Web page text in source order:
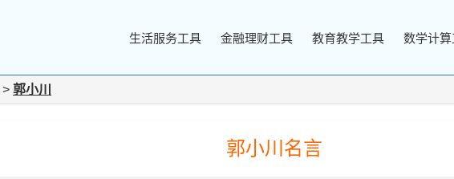
生活服务工具 金融理财工具 教育教学工具 数学计
> 郭小川
郭小川名言